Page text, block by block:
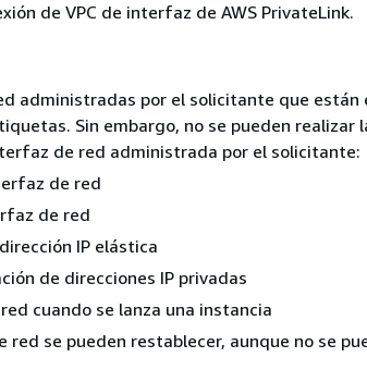
de VPC de interfaz de AWS PrivateLink.
administradas por el solicitante que están
Sin embargo, no se pueden realizar
de red administrada por el solicitante:
de red
de red
IP elástica
de direcciones IP privadas
cuando se lanza una instancia
se pueden restablecer, aunque no se